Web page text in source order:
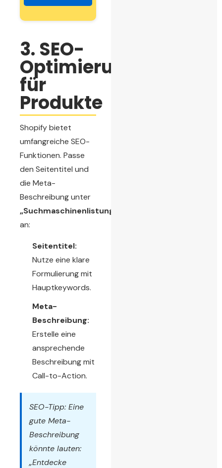
3. SEO-
Optimierung
für
Produkte
Shopify bietet
umfangreiche SEO-
Funktionen. Passe
den Seitentitel und
die Meta-
Beschreibung unter
„Suchmaschinenlistung“
an:
Seitentitel:
Nutze eine klare
Formulierung mit
Hauptkeywords.
Meta-
Beschreibung:
Erstelle eine
ansprechende
Beschreibung mit
Call-to-Action.
SEO-Tipp: Eine
gute Meta-
Beschreibung
könnte lauten:
„Entdecke